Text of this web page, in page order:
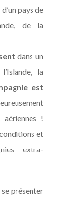
d’un pays de
de la
dans un
la
est
aériennes !
et
extra-
présenter